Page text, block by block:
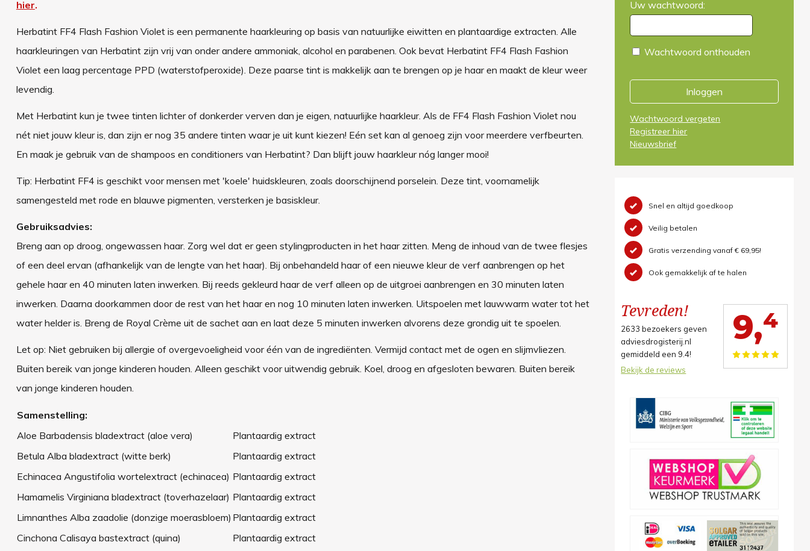
hier.
Herbatint FF4 Flash Fashion Violet is een permanente haarkleuring op basis van natuurlijke eiwitten en plantaardige extracten. Alle
haarkleuringen van Herbatint zijn vrij van onder andere ammoniak, alcohol en parabenen. Ook bevat Herbatint FF4 Flash Fashion
Violet een laag percentage PPD (waterstofperoxide). Deze paarse tint is makkelijk aan te brengen op je haar en maakt de kleur weer
levendig.
Met Herbatint kun je twee tinten lichter of donkerder verven dan je eigen, natuurlijke haarkleur. Als de FF4 Flash Fashion Violet nou
nét niet jouw kleur is, dan zijn er nog 35 andere tinten waar je uit kunt kiezen! Eén set kan al genoeg zijn voor meerdere verfbeurten.
En maak je gebruik van de shampoos en conditioners van Herbatint? Dan blijft jouw haarkleur nóg langer mooi!
Tip: Herbatint FF4 is geschikt voor mensen met 'koele' huidskleuren, zoals doorschijnend porselein. Deze tint, voornamelijk
samengesteld met rode en blauwe pigmenten, versterken je basiskleur.
Gebruiksadvies:
Breng aan op droog, ongewassen haar. Zorg wel dat er geen stylingproducten in het haar zitten. Meng de inhoud van de twee flesjes
of een deel ervan (afhankelijk van de lengte van het haar). Bij onbehandeld haar of een nieuwe kleur de verf aanbrengen op het
gehele haar en 40 minuten laten inwerken. Bij reeds gekleurd haar de verf alleen op de uitgroei aanbrengen en 30 minuten laten
inwerken. Daarna doorkammen door de rest van het haar en nog 10 minuten laten inwerken. Uitspoelen met lauwwarm water tot het
water helder is. Breng de Royal Crème uit de sachet aan en laat deze 5 minuten inwerken alvorens deze grondig uit te spoelen.
Let op: Niet gebruiken bij allergie of overgevoeligheid voor één van de ingrediënten. Vermijd contact met de ogen en slijmvliezen.
Buiten bereik van jonge kinderen houden. Alleen geschikt voor uitwendig gebruik. Koel, droog en afgesloten bewaren. Buiten bereik
van jonge kinderen houden.
Samenstelling:
Aloe Barbadensis bladextract (aloe vera)
Plantaardig extract
Betula Alba bladextract (witte berk)
Plantaardig extract
Echinacea Angustifolia wortelextract (echinacea) Plantaardig extract
Hamamelis Virginiana bladextract (toverhazelaar) Plantaardig extract
Limnanthes Alba zaadolie (donzige moerasbloem) Plantaardig extract
Cinchona Calisaya bastextract (quina)
Plantaardig extract
Uw wachtwoord:
Wachtwoord onthouden
Inloggen
Wachtwoord vergeten
Registreer hier
Nieuwsbrief
Snel en altijd goedkoop
Veilig betalen
Gratis verzending vanaf € 69,95!
Ook gemakkelijk af te halen
Tevreden!
2633 bezoekers geven
adviesdrogisterij.nl
gemiddeld een 9.4!
Bekijk de reviews
9,4